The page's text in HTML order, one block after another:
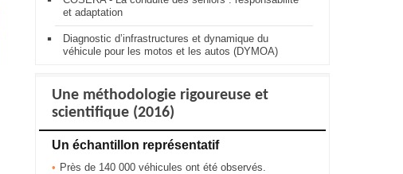
et adaptation
Diagnostic d’infrastructures et dynamique du
véhicule pour les motos et les autos (DYMOA)
Une méthodologie rigoureuse et
scientifique (2016)
Un échantillon représentatif
Près de 140 000 véhicules ont été observés.